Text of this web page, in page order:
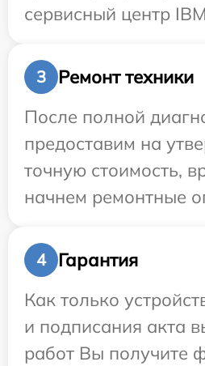
сервисный центр
3
Ремонт техники
После полной
предоставим на
точную стоимость,
начнем ремонтные
4
Гарантия
Как только
и подписания акта
работ Вы получите